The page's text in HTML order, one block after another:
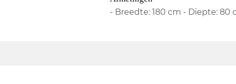
- Breedte: 180 cm - Diepte: 80